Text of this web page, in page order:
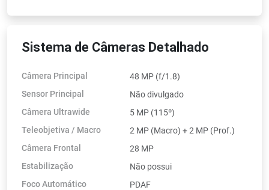
Sistema de Câmeras Detalhado
Câmera Principal
48 MP (f/1.8)
Sensor Principal
Não divulgado
Câmera Ultrawide
5 MP (115º)
Teleobjetiva / Macro
2 MP (Macro) + 2 MP (Prof.)
Câmera Frontal
28 MP
Estabilização
Não possui
Foco Automático
PDAF